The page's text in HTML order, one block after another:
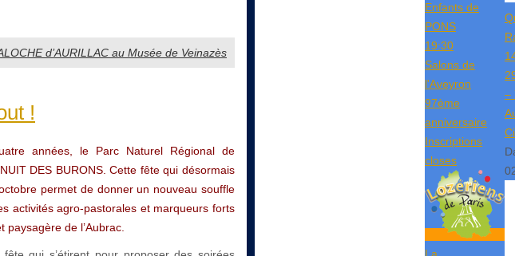
d’AURILLAC au Musée de Veinazès
!
années, le Parc Naturel Régional de
DES BURONS. Cette fête qui désormais
permet de donner un nouveau souffle
activités agro-pastorales et marqueurs forts
paysagère de l’Aubrac.
Enfants de
PONS
19:30
Salons de
l'Aveyron
97ème
anniversaire
Inscriptions
closes
–